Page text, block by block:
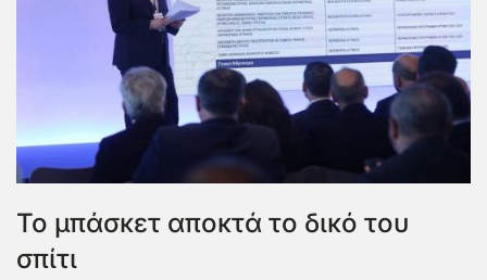
Το μπάσκετ αποκτά το δικό του
σπίτι